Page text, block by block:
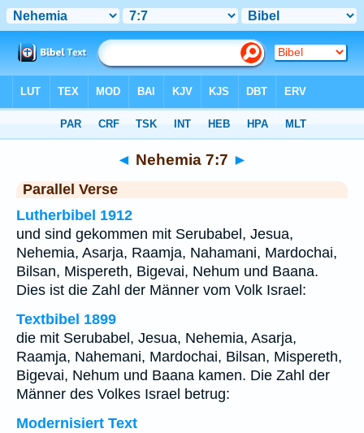
◄ Nehemia 7:7 ►
Parallel Verse
Lutherbibel 1912
und sind gekommen mit Serubabel, Jesua,
Nehemia, Asarja, Raamja, Nahamani, Mardochai,
Bilsan, Mispereth, Bigevai, Nehum und Baana.
Dies ist die Zahl der Männer vom Volk Israel:
Textbibel 1899
die mit Serubabel, Jesua, Nehemia, Asarja,
Raamja, Nahemani, Mardochai, Bilsan, Mispereth,
Bigevai, Nehum und Baana kamen. Die Zahl der
Männer des Volkes Israel betrug:
Modernisiert Text